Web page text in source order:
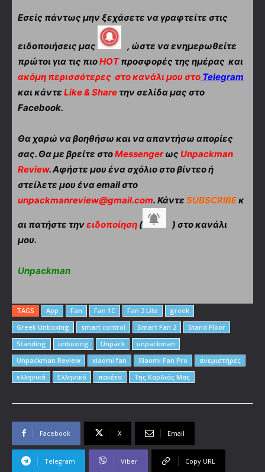
Εσείς πάντως μην ξεχάσετε να γραφτείτε στις
ειδοποιήσεις μας
, ώστε να ενημερωθείτε
πρώτοι για τις πιοHOTπροσφορές της ημέρας και
ακόμη περισσότερες στο κανάλι μου στο Telegram
και κάντε Like & Share την σελίδα μας στο
Facebook.
Θα χαρώ να βοηθήσω και να απαντήσω απορίες
σας. Θα με βρείτε στοMessengerως Unpackman
Review. Αφήστε μου ένα σχόλιο στο βίντεο ή
στείλετε μου ένα email στο
unpackmanreview@gmail.com. Κάντε SUBSCRIBEκ
αι πατήστε τηνειδοποίηση (
) στο κανάλι
μου.
Unpackman
TAGS App Fan Fan 1C Fan 2 Lite
greek
Greek Unboxing
smart control Smart Fan 2
Stand Floor
Standing
unboxing Unpack
unpackman
Unpackman Review
xiaomi fan Xiaomi Fan Pro
ανεμιστήρες
ελληνικά
Ελληνικό πακέτα Της Καρδιάς Μας
Facebook X Email
Telegram Viber Copy URL